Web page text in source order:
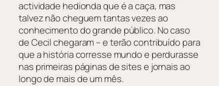
actividade hedionda que é a caça, mas
talvez não cheguem tantas vezes ao
conhecimento do grande público. No caso
de Cecil chegaram – e terão contribuído para
que a história corresse mundo e perdurasse
nas primeiras páginas de sites e jornais ao
longo de mais de um mês.